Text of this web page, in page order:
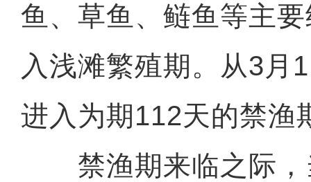
鱼、草鱼、鲢鱼等主
入浅滩繁殖期。从3月
进入为期112天的禁渔
禁渔期来临之际，